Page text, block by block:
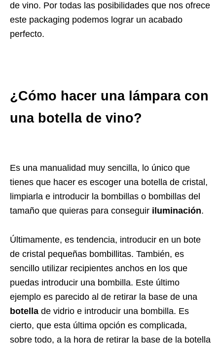
de vino. Por todas las posibilidades que nos ofrece
este packaging podemos lograr un acabado
perfecto.
¿Cómo hacer una lámpara con
una botella de vino?
Es una manualidad muy sencilla, lo único que
tienes que hacer es escoger una botella de cristal,
limpiarla e introducir la bombillas o bombillas del
tamaño que quieras para conseguir iluminación.
Últimamente, es tendencia, introducir en un bote
de cristal pequeñas bombillitas. También, es
sencillo utilizar recipientes anchos en los que
puedas introducir una bombilla. Este último
ejemplo es parecido al de retirar la base de una
botella de vidrio e introducir una bombilla. Es
cierto, que esta última opción es complicada,
sobre todo, a la hora de retirar la base de la botella